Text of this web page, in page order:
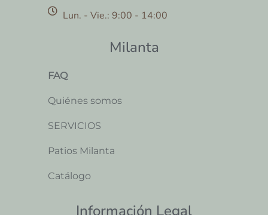
Lun. - Vie.: 9:00 - 14:00
Milanta
FAQ
Quiénes somos
SERVICIOS
Patios Milanta
Catálogo
Información Legal